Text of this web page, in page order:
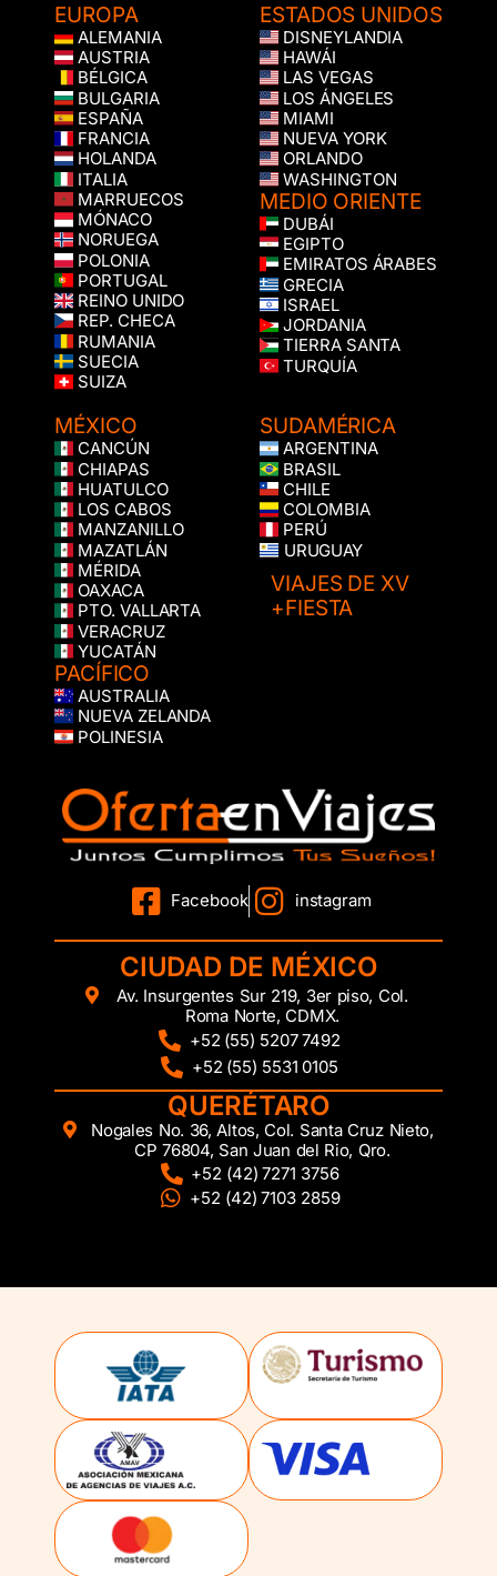
EUROPA
ALEMANIA
AUSTRIA
BÉLGICA
BULGARIA
ESPAÑA
FRANCIA
HOLANDA
ITALIA
MARRUECOS
MÓNACO
NORUEGA
POLONIA
PORTUGAL
REINO UNIDO
REP. CHECA
RUMANIA
SUECIA
SUIZA
ESTADOS UNIDOS
DISNEYLANDIA
HAWÁI
LAS VEGAS
LOS ÁNGELES
MIAMI
NUEVA YORK
ORLANDO
WASHINGTON
MEDIO ORIENTE
DUBÁI
EGIPTO
EMIRATOS ÁRABES
GRECIA
ISRAEL
JORDANIA
TIERRA SANTA
TURQUÍA
MÉXICO
CANCÚN
CHIAPAS
HUATULCO
LOS CABOS
MANZANILLO
MAZATLÁN
MÉRIDA
OAXACA
PTO. VALLARTA
VERACRUZ
YUCATÁN
PACÍFICO
AUSTRALIA
NUEVA ZELANDA
POLINESIA
SUDAMÉRICA
ARGENTINA
BRASIL
CHILE
COLOMBIA
PERÚ
URUGUAY
VIAJES DE XV
+FIESTA
Facebook instagram
CIUDAD DE MÉXICO
Av. Insurgentes Sur 219, 3er piso, Col.
Roma Norte, CDMX.
+52 (55) 5207 7492
+52 (55) 5531 0105
QUERÉTARO
Nogales No. 36, Altos, Col. Santa Cruz Nieto,
CP 76804, San Juan del Rio, Qro.
+52 (42) 7271 3756
+52 (42) 7103 2859